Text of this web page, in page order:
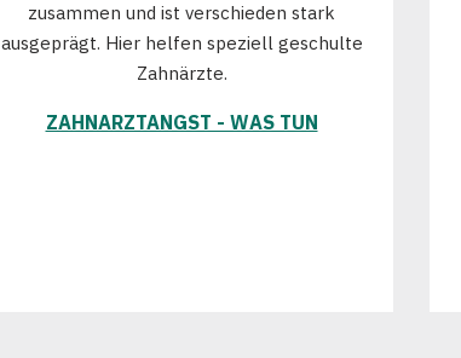
zusammen und ist verschieden stark
ausgeprägt. Hier helfen speziell geschulte
Zahnärzte.
ZAHNARZTANGST - WAS TUN